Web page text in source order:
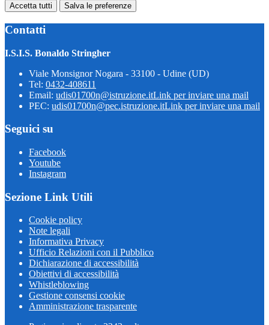
Accetta tutti Salva le preferenze
Contatti
I.S.I.S. Bonaldo Stringher
Viale Monsignor Nogara - 33100 - Udine (UD)
Tel: 0432-408611
Email: udis01700n@istruzione.itLink per inviare una mail
PEC: udis01700n@pec.istruzione.itLink per inviare una mail
Seguici su
Facebook
Youtube
Instagram
Sezione Link Utili
Cookie policy
Note legali
Informativa Privacy
Ufficio Relazioni con il Pubblico
Dichiarazione di accessibilità
Obiettivi di accessibilità
Whistleblowing
Gestione consensi cookie
Amministrazione trasparente